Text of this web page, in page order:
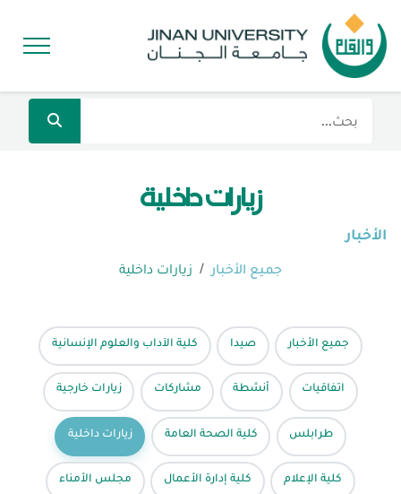
زيارات داخلية
الأخبار
جميع الأخبار زيارات داخلية
جميع الأخبار صيدا كلية الآداب والعلوم الإنسانية
اتفاقيات أنشطة مشاركات زيارات خارجية
طرابلس كلية الصحة العامة زيارات داخلية
كلية الإعلام كلية إدارة الأعمال مجلس الأمناء